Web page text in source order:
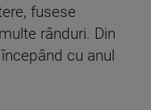
fusese
rânduri. Din
cu anul